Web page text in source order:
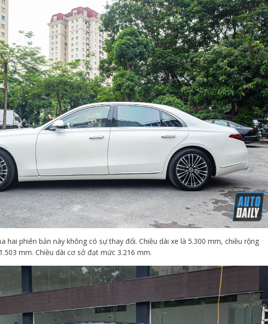
hai phiên bản này không có sự thay đổi. Chiều dài xe là 5.300 mm, chiều rộng
mm. Chiều dài cơ sở đạt mức 3.216 mm.